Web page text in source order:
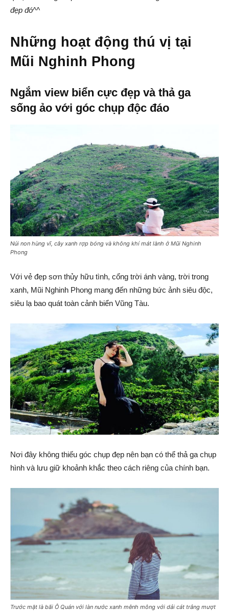
đẹp đó^^
Những hoạt động thú vị tại
Mũi Nghinh Phong
Ngắm view biển cực đẹp và thả ga
sống ảo với góc chụp độc đáo
Núi non hùng vĩ, cây xanh rợp bóng và không khí mát lành ở Mũi Nghinh
Phong
Với vẻ đẹp sơn thủy hữu tình, cổng trời ánh vàng, trời trong
xanh, Mũi Nghinh Phong mang đến những bức ảnh siêu độc,
siêu lạ bao quát toàn cảnh biển Vũng Tàu.
Nơi đây không thiếu góc chụp đẹp nên bạn có thể thả ga chụp
hình và lưu giữ khoảnh khắc theo cách riêng của chính bạn.
Trước mặt là bãi Ô Quán với làn nước xanh mênh mông với dải cát trắng mượt